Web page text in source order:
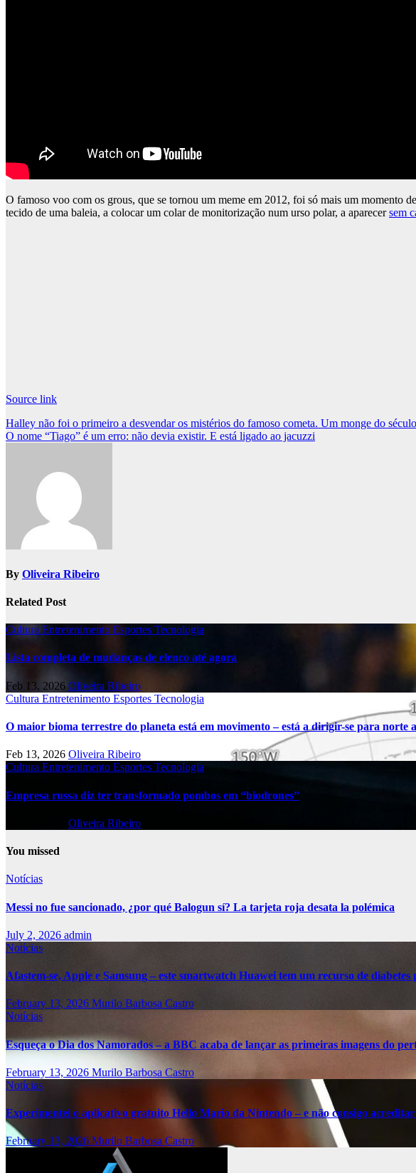
O famoso voo com os grous, que se tornou um meme em 2012, foi só mais um momento
tecido de uma baleia, a colocar um colar de monitorização num urso polar, a aparecersem
Source link
Post
navigation
Halley não foi o primeiro a desvendar os mistérios do famoso cometa. Um monge do
O nome “Tiago” é um erro: não devia existir. E está ligado ao jacuzzi
By Oliveira Ribeiro
Related Post
Cultura Entretenimento Esportes Tecnologia
Lista completa de mudanças de elenco até agora
Feb 13, 2026 Oliveira Ribeiro
Cultura Entretenimento Esportes Tecnologia
O maior bioma terrestre do planeta está em movimento – está a dirigir-se para norte
Feb 13, 2026 Oliveira Ribeiro
Cultura Entretenimento Esportes Tecnologia
Empresa russa diz ter transformado pombos em “biodrones”
Oliveira Ribeiro
You missed
Notícias
Messi no fue sancionado, ¿por qué Balogun sí? La tarjeta roja desata la polémica
July 2, 2026 admin
Notícias
Afastem-se, Apple e Samsung – este smartwatch Huawei tem um recurso de
February 13, 2026 Murilo Barbosa Castro
Notícias
Esqueça o Dia dos Namorados – a BBC acaba de lançar as primeiras imagens do
February 13, 2026 Murilo Barbosa Castro
Notícias
Experimentei o aplicativo gratuito Hello Mario da Nintendo – e não consigo
February 13, 2026 Murilo Barbosa Castro